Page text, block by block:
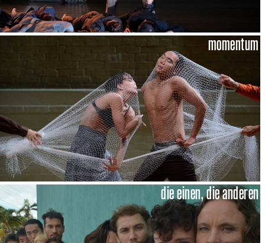
momentum
die einen, die anderen